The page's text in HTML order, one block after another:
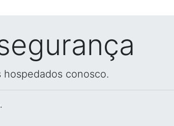
conosco.